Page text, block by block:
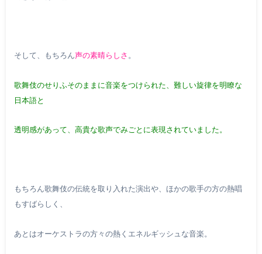
そして、もちろん声の素晴らしさ 。
歌舞伎のせりふそのままに音楽をつけられた、難しい旋律を明瞭な
日本語と
透明感があって、高貴な歌声でみごとに表現されていました。
もちろん歌舞伎の伝統を取り入れた演出や、ほかの歌手の方の熱唱
もすばらしく、
あとはオーケストラの方々の熱くエネルギッシュな音楽。